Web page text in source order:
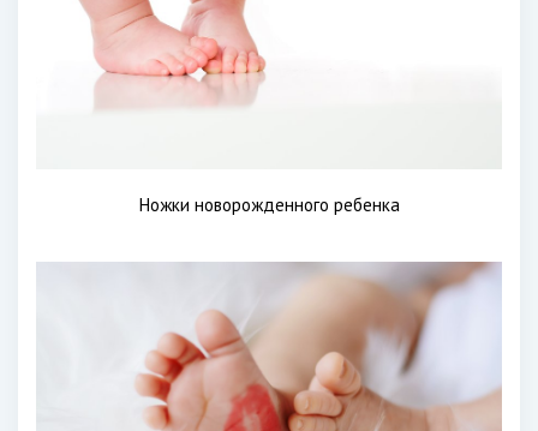
Ножки новорожденного ребенка